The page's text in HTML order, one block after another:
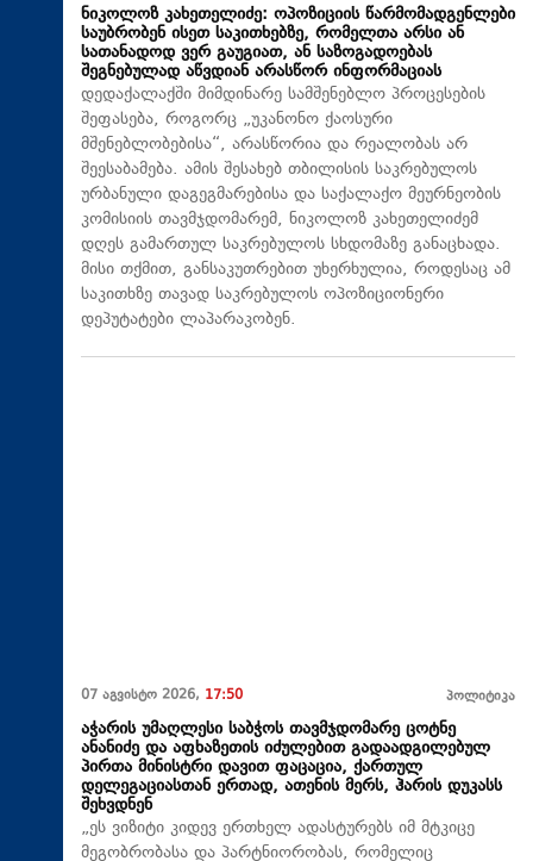
ნიკოლოზ კახეთელიძე: ოპოზიციის წარმომადგენლები
საუბრობენ ისეთ საკითხებზე, რომელთა არსი ან
სათანადოდ ვერ გაუგიათ, ან საზოგადოებას
შეგნებულად აწვდიან არასწორ ინფორმაციას
დედაქალაქში მიმდინარე სამშენებლო პროცესების
შეფასება, როგორც „უკანონო ქაოსური
მშენებლობებისა“, არასწორია და რეალობას არ
შეესაბამება. ამის შესახებ თბილისის საკრებულოს
ურბანული დაგეგმარებისა და საქალაქო მეურნეობის
კომისიის თავმჯდომარემ, ნიკოლოზ კახეთელიძემ
დღეს გამართულ საკრებულოს სხდომაზე განაცხადა.
მისი თქმით, განსაკუთრებით უხერხულია, როდესაც ამ
საკითხზე თავად საკრებულოს ოპოზიციონერი
დეპუტატები ლაპარაკობენ.
07 აგვისტო 2026, 17:50 პოლიტიკა
აჭარის უმაღლესი საბჭოს თავმჯდომარე ცოტნე
ანანიძე და აფხაზეთის იძულებით გადაადგილებულ
პირთა მინისტრი დავით ფაცაცია, ქართულ
დელეგაციასთან ერთად, ათენის მერს, ჰარის დუკასს
შეხვდნენ
„ეს ვიზიტი კიდევ ერთხელ ადასტურებს იმ მტკიცე
მეგობრობასა და პარტნიორობას, რომელიც